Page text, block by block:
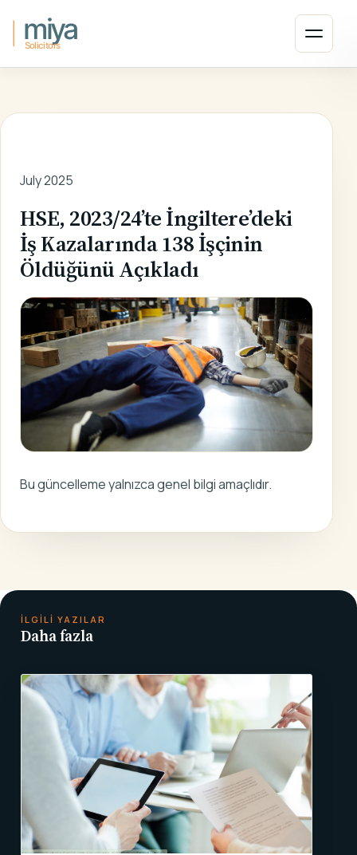
July 2025
HSE, 2023/24’te İngiltere’deki
İş Kazalarında 138 İşçinin
Öldüğünü Açıkladı
Bu güncelleme yalnızca genel bilgi amaçlıdır.
İLGILI YAZILAR
Daha fazla